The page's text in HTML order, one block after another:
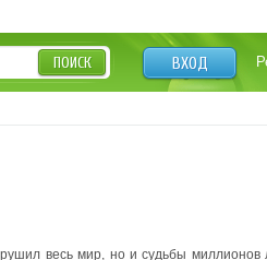
ВХОД
ПОИСК
весь мир, но и судьбы миллионов